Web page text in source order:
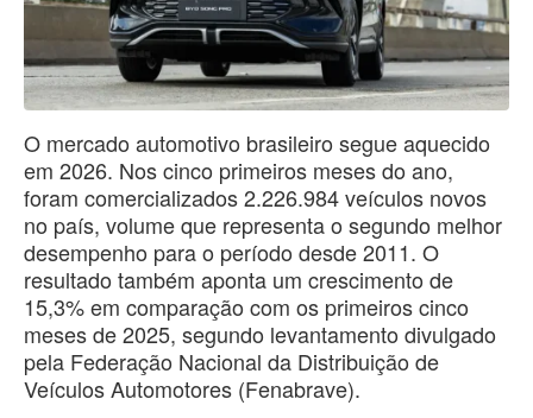
O mercado automotivo brasileiro segue aquecido
em 2026. Nos cinco primeiros meses do ano,
foram comercializados 2.226.984 veículos novos
no país, volume que representa o segundo melhor
desempenho para o período desde 2011. O
resultado também aponta um crescimento de
15,3% em comparação com os primeiros cinco
meses de 2025, segundo levantamento divulgado
pela Federação Nacional da Distribuição de
Veículos Automotores (Fenabrave).